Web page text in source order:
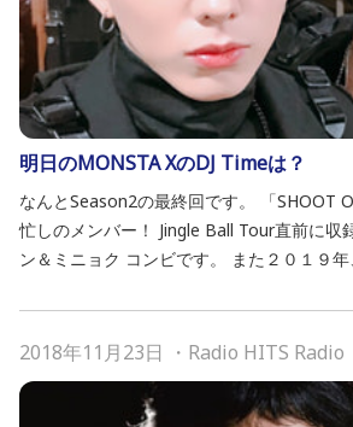
明日のMONSTA XのDJ Timeは？
なんとSeason2の最終回です。 「SHOOT
忙しのメンバー！ Jingle Ball Tour直前に収
ン＆ミニョク コンビです。 また２０１９年
2018年11月23日 ・ Radio HITS Radio